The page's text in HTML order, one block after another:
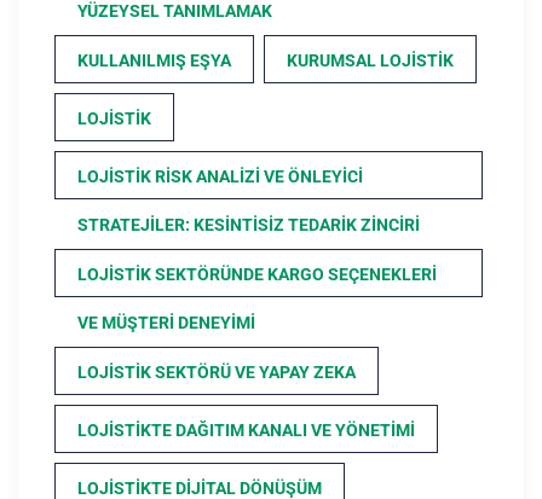
YÜZEYSEL TANIMLAMAK
KULLANILMIŞ EŞYA KURUMSAL LOJISTIK
LOJISTIK
LOJISTIK RISK ANALIZI VE ÖNLEYICI
STRATEJILER: KESINTISIZ TEDARIK ZINCIRI
LOJISTIK SEKTÖRÜNDE KARGO SEÇENEKLERI
VE MÜŞTERI DENEYIMI
LOJISTIK SEKTÖRÜ VE YAPAY ZEKA
LOJISTIKTE DAĞITIM KANALI VE YÖNETIMI
LOJISTIKTE DIJITAL DÖNÜŞÜM